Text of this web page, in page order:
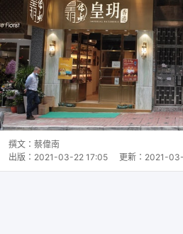
撰文： 蔡偉南
出版： 2021-03-22 17:05 更新： 2021-